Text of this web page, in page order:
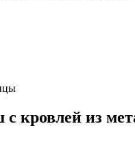
кровлей из